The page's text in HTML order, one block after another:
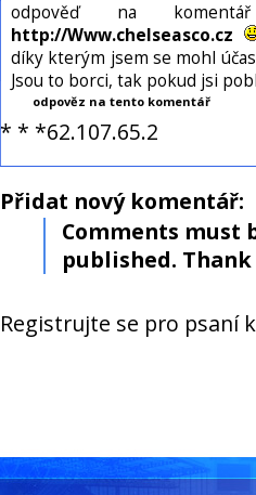
odpověď na
http://Www.chelseasco.cz
díky kterým jsem se mohl
Jsou to borci, tak pokud jsi
odpověz na tento komentář
* * *62.107.65.2
Přidat nový komentář:
Comments must
published. Thank
Registrujte se pro psaní